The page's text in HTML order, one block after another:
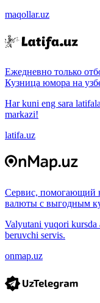
maqollar.uz
Ежедневно только
Кузница юмора на
Har kuni eng sara
markazi!
latifa.uz
Сервис, помогающий
валюты с выгодным
Valyutani yuqori
beruvchi servis.
onmap.uz